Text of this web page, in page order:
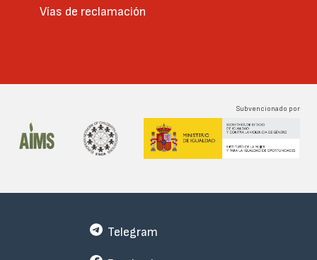
Vías de reclamación
Subvencionado por
Telegram